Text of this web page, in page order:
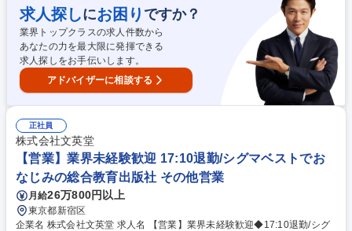
FAQ、チャットボット、ページの修正など) ■お問い合わせ窓口の管理、デ
ータ分析・活用 ■チャットボット、FAQ、有人チャットの管理 ■委託業務
の管理(サイト制作や窓口、運用など実作業は委託して運営) 募集職種 【東
京/コンテンツ企画・制作・運用】自社Webサイト運営全般/年間休日127
日
求人探しにお困り ですか？
業界トップクラスの求人件数から
あなたの力を最大限に発揮できる
求人探しをお手伝いします。
アドバイザーに相談する
正社員
株式会社文英堂
【営業】業界未経験歓迎 17:10退勤/シグマベストでお
なじみの総合教育出版社 その他営業
月給26万800円以上
東京都新宿区
企業名 株式会社文英堂 求人名 【営業】業界未経験歓迎◆17:10退勤/シグ